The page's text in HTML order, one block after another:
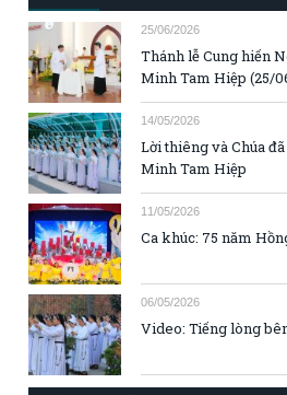
25/06/2026
Thánh lễ Cung hiến
Minh Tam Hiệp (25/
14/05/2026
Lời thiêng và Chúa
Minh Tam Hiệp
11/05/2026
Ca khúc: 75 năm
06/05/2026
Video: Tiếng lòng